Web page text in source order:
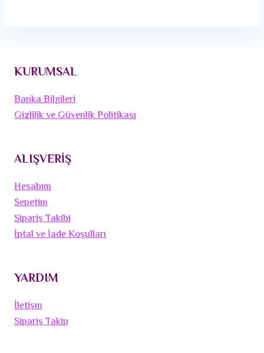
KURUMSAL
Banka Bilgileri
Gizlilik ve Güvenlik Politikası
ALIŞVERİŞ
Hesabım
Sepetim
Sipariş Takibi
İptal ve İade Koşulları
YARDIM
İletişm
Sipariş Takip